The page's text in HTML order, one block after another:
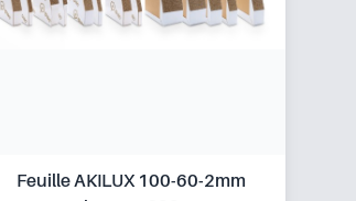
Feuille AKILUX 100-60-2mm